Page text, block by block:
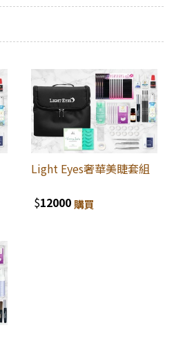
Light Eyes奢華美睫套組
$12000 購買